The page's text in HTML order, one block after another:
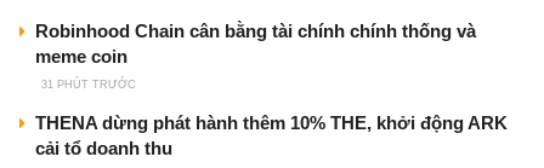
Robinhood Chain cân bằng tài chính chính thống và
meme coin
31 PHÚT TRƯỚC
THENA dừng phát hành thêm 10% THE, khởi động ARK
cải tổ doanh thu